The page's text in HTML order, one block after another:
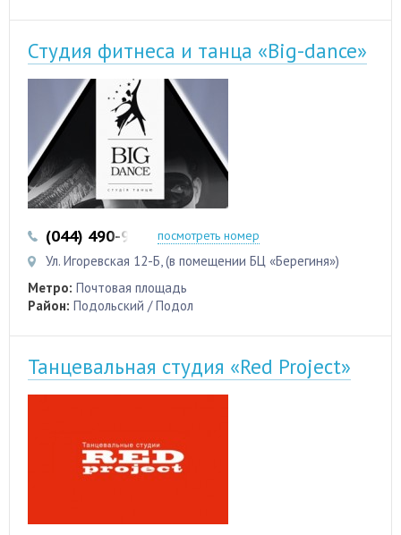
Студия фитнеса и танца «Big-dance»
(044) 490-90-99посмотреть номер
Ул. Игоревская 12-Б, (в помещении БЦ «Берегиня»)
Метро: Почтовая площадь
Район: Подольский / Подол
Танцевальная студия «Red Project»